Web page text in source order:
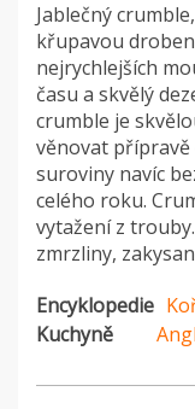
Jablečný
křupavou
nejrychlejších
času a skvělý
crumble je
věnovat
suroviny navíc
celého roku.
vytažení z
zmrzliny,
Encyklopedie
Kuchyně